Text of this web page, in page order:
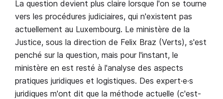
La question devient plus claire lorsque l'on se tourne
vers les procédures judiciaires, qui n'existent pas
actuellement au Luxembourg. Le ministère de la
Justice, sous la direction de Felix Braz (Verts), s'est
penché sur la question, mais pour l'instant, le
ministère en est resté à l'analyse des aspects
pratiques juridiques et logistiques. Des expert·e·s
juridiques m'ont dit que la méthode actuelle (c'est-